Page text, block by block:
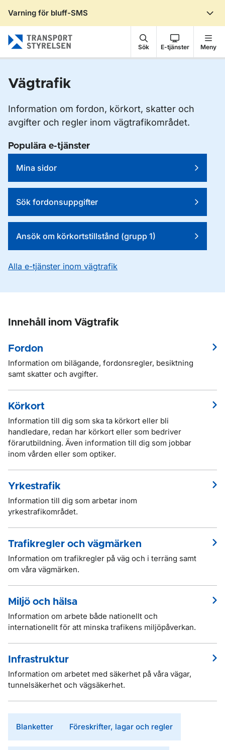
Varning för bluff-SMS
Sök E-tjänster Meny
Vägtrafik
Information om fordon, körkort, skatter och
avgifter och regler inom vägtrafikområdet.
Populära e-tjänster
Mina sidor
Sök fordonsuppgifter
Ansök om körkortstillstånd (grupp 1)
Alla e-tjänster inom vägtrafik
Innehåll inom Vägtrafik
Fordon
Information om bilägande, fordonsregler, besiktning
samt skatter och avgifter.
Körkort
Information till dig som ska ta körkort eller bli
handledare, redan har körkort eller som bedriver
förarutbildning. Även information till dig som jobbar
inom vården eller som optiker.
Yrkestrafik
Information till dig som arbetar inom
yrkestrafikområdet.
Trafikregler och vägmärken
Information om trafikregler på väg och i terräng samt
om våra vägmärken.
Miljö och hälsa
Information om arbete både nationellt och
internationellt för att minska trafikens miljöpåverkan.
Infrastruktur
Information om arbetet med säkerhet på våra vägar,
tunnelsäkerhet och vägsäkerhet.
Blanketter Föreskrifter, lagar och regler